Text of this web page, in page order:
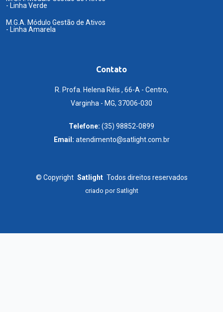
- Linha Verde
M.G.A. Módulo Gestão de Ativos
- Linha Amarela
Contato
R. Profa. Helena Réis , 66-A - Centro,
Varginha - MG, 37006-030
Telefone: (35) 98852-0899
Email: atendimento@satlight.com.br
© Copyright Satlight Todos direitos reservados
criado porSatlight